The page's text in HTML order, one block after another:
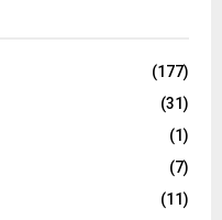
(177)
(31)
(1)
(7)
(11)